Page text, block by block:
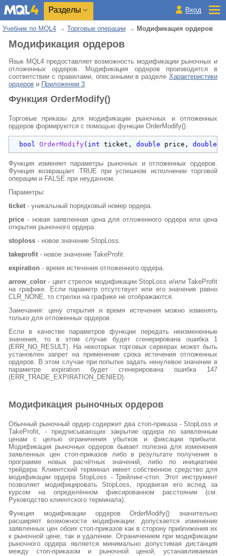
Разделы Вход
Учебник по MQL4 Торговые операции Модификация ордеров
Модификация ордеров
Язык MQL4 предоставляет возможность модификации рыночных и
отложенных ордеров. Модификация ордеров производится в
соответствии с правилами, описанными в разделе Характеристики
ордеров и Приложении 3.
Функция OrderModify()
Торговые приказы для модификации рыночных и отложенных
ордеров формируются с помощью функции OrderModify().
bool OrderModify( int ticket , double price , double
Функция изменяет параметры рыночных и отложенных ордеров.
Функция возвращает TRUE при успешном исполнении торговой
операции и FALSE при неудачном.
Параметры:
ticket - уникальный порядковый номер ордера.
price - новая заявленная цена для отложенного ордера или цена
открытия рыночного ордера.
stoploss - новое значение StopLoss.
takeprofit - новое значение TakeProfit.
expiration - время истечения отложенного ордера.
arrow_color - цвет стрелок модификации StopLoss и/или TakeProfit
на графике. Если параметр отсутствует или его значение равно
CLR_NONE, то стрелки на графике не отображаются.
Замечания: цену открытия и время истечения можно изменять
только для отложенных ордеров.
Если в качестве параметров функции передать неизмененные
значения, то в этом случае будет сгенерирована ошибка 1
(ERR_NO_RESULT). На некоторых торговых серверах может быть
установлен запрет на применение срока истечения отложенных
ордеров. В этом случае при попытке задать ненулевое значение в
параметре expiration будет сгенерирована ошибка 147
(ERR_TRADE_EXPIRATION_DENIED).
Модификация рыночных ордеров
Обычный рыночный ордер содержит два стоп-приказа - StopLoss и
TakeProfit, - предписывающих закрытие ордера по заявленным
ценам с целью ограничения убытков и фиксации прибыли.
Модификация рыночных ордеров бывает полезна для изменения
заявленных цен стоп-приказов либо в результате получения в
программе новых расчётных значений, либо по инициативе
трейдера. Клиентский терминал имеет собственное средство для
модификации ордера StopLoss - Трейлинг-стоп. Этот инструмент
позволяет модифицировать StopLoss, продвигая его вслед за
курсом на определённом фиксированном расстоянии (см.
Руководство клиентского терминала).
Функция модификации ордеров OrderModify() значительно
расширяет возможности модификации: допускается изменение
заявленных цен обоих стоп-приказов как в сторону приближения их
к рыночной цене, так и удаление. Ограничением при модификации
рыночного ордера является минимально допустимая дистанция
между стоп-приказом и рыночной ценой, устанавливаемая